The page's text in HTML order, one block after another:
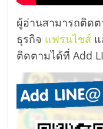
ผู้อ่านสามารถติด
ธุรกิจ แฟรนไชส์
ติดตามได้ที่ Add